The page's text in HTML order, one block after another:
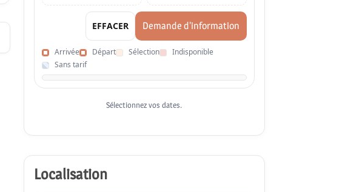
EFFACER Demande d'information
Arrivée Départ Sélection
Indisponible
Sans tarif
Sélectionnez vos dates.
Localisation